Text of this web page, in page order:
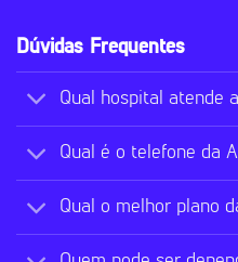
Dúvidas Frequentes
Qual hospital atende
Qual é o telefone da
Qual o melhor plano